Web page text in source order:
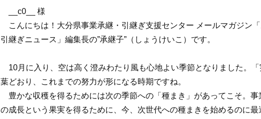
__c0__ 様
こんにちは！大分県事業承継・引継ぎ支援センター メールマガジン「
引継ぎニュース」編集長の”承継子”（しょうけいこ）です。
10月に入り、空は高く澄みわたり風も心地よい季節となりました。
葉どおり、これまでの努力が形になる時期ですね。
豊かな収穫を得るためには次の季節への「種まき」があってこそ。事
の成長という果実を得るために、今、次世代への種まきを始めるのに最